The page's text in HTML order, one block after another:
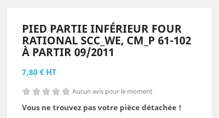
PIED PARTIE INFÉRIEUR FOUR
RATIONAL SCC_WE, CM_P 61-102
À PARTIR 09/2011
7,80 € HT
Aucun avis pour le moment
Vous ne trouvez pas votre pièce détachée !